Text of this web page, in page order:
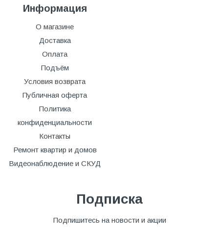
Информация
О магазине
Доставка
Оплата
Подъём
Условия возврата
Публичная оферта
Политика
конфиденциальности
Контакты
Ремонт квартир и домов
Видеонаблюдение и СКУД
Подписка
Подпишитесь на новости и акции